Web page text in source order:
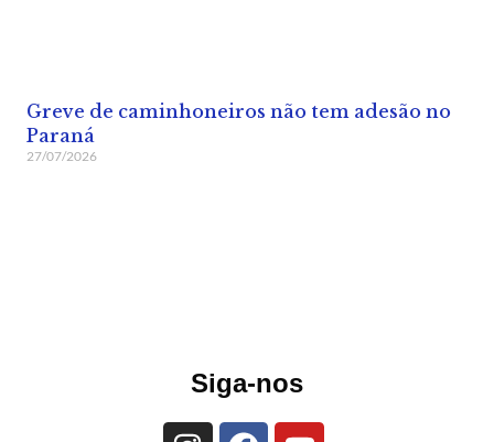
Greve de caminhoneiros não tem adesão no
Paraná
27/07/2026
Siga-nos